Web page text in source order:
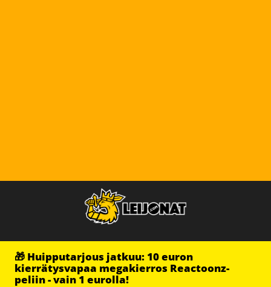
🎁 Huipputarjous jatkuu: 10 euron
kierrätysvapaa megakierros Reactoonz-
peliin - vain 1 eurolla!